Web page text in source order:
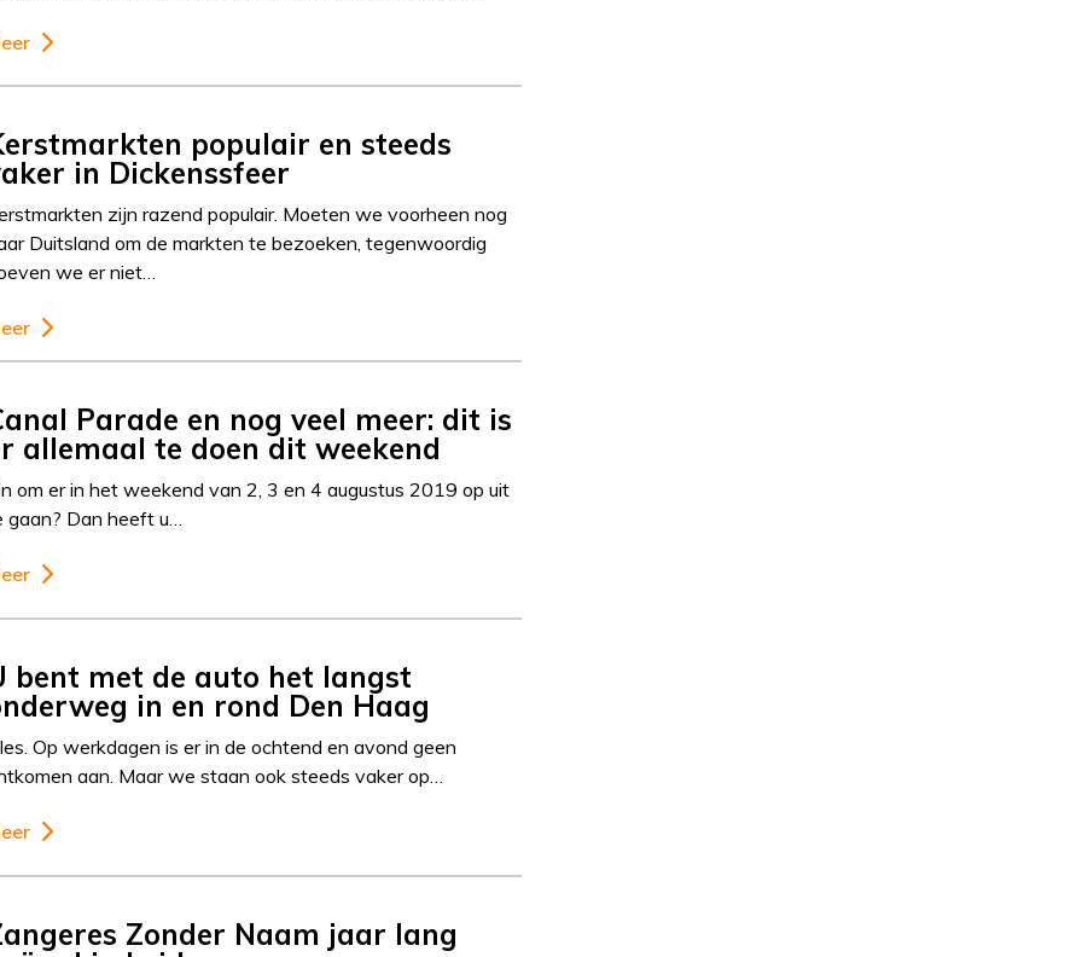
populair en steeds
in Dickenssfeer
zijn razend populair. Moeten we voorheen nog
Duitsland om de markten te bezoeken, tegenwoordig
we er niet…
Parade en nog veel meer: dit is
allemaal te doen dit weekend
om er in het weekend van 2, 3 en 4 augustus 2019 op uit
gaan? Dan heeft u…
bent met de auto het langst
in en rond Den Haag
Op werkdagen is er in de ochtend en avond geen
aan. Maar we staan ook steeds vaker op…
Zonder Naam jaar lang